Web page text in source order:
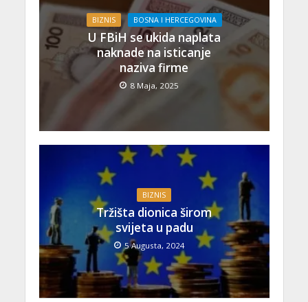
BIZNIS BOSNA I HERCEGOVINA
U FBiH se ukida naplata
naknade na isticanje
naziva firme
8 Maja, 2025
BIZNIS
Tržišta dionica širom
svijeta u padu
5 Augusta, 2024